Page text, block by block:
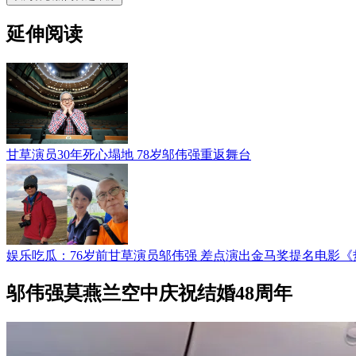
延伸阅读
甘草演员30年死心塌地 78岁邬伟强重返舞台
娱乐吃瓜：76岁前甘草演员邬伟强 差点演出金马奖提名电影
邬伟强莫燕兰空中庆祝结婚48周年